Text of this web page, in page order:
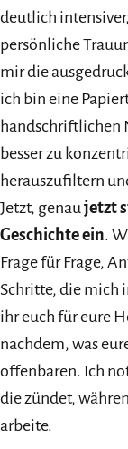
deutlich
persönliche
mir die
ich bin eine
handschriftlichen
besser zu
herauszufiltern
Jetzt, genaujetzt
Geschichte ein.
Frage für Frage,
Schritte, die mich
ihr euch für eure
nachdem, was
offenbaren. Ich
die zündet,
arbeite.